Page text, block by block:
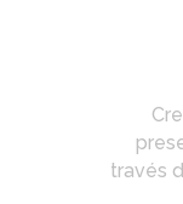
través